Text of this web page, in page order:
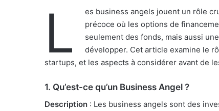
L
es business angels jouent un rôle
précoce où les options de
seulement des fonds, mais aussi
développer. Cet article examine le
startups, et les aspects à considérer avant de
1. Qu’est-ce qu’un Business Angel ?
Description : Les business angels sont des